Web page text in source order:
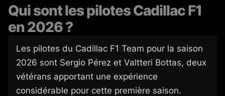
Qui sont les pilotes Cadillac F1
en 2026 ?
Les pilotes du Cadillac F1 Team pour la saison
2026 sont Sergio Pérez et Valtteri Bottas, deux
vétérans apportant une expérience
considérable pour cette première saison.